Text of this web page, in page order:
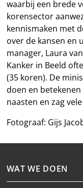
waarbij een brede
korensector
kennismaken met
over de kansen en
manager, Laura
Kanker in Beeld
(35 koren). De
doen en
naasten en zag
Fotograaf: Gijs
WAT WE DOEN